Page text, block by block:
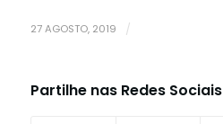
27 AGOSTO, 2019 /
Partilhe nas Redes Sociais